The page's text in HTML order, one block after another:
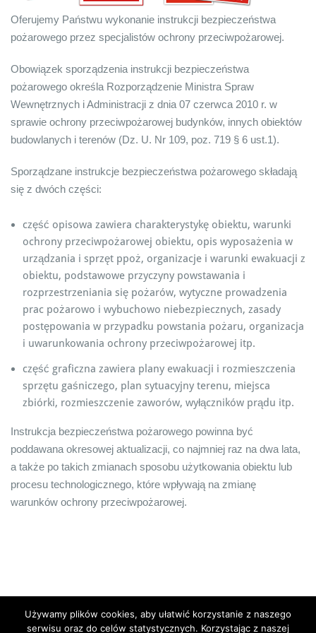
Oferujemy Państwu wykonanie instrukcji bezpieczeństwa
pożarowego przez specjalistów ochrony przeciwpożarowej.
Obowiązek sporządzenia instrukcji bezpieczeństwa
pożarowego określa Rozporządzenie Ministra Spraw
Wewnętrznych i Administracji z dnia 07 czerwca 2010 r. w
sprawie ochrony przeciwpożarowej budynków, innych obiektów
budowlanych i terenów (Dz. U. Nr 109, poz. 719 § 6 ust.1).
Sporządzane instrukcje bezpieczeństwa pożarowego składają
się z dwóch części:
część opisowa zawiera charakterystykę obiektu, warunki
ochrony przeciwpożarowej obiektu, opis wyposażenia w
urządzania i sprzęt ppoż, organizacje i warunki ewakuacji z
obiektu, podstawowe przyczyny powstawania i
rozprzestrzeniania się pożarów, wytyczne prowadzenia
prac pożarowo i wybuchowo niebezpiecznych, zasady
postępowania w przypadku powstania pożaru, organizacja
i uwarunkowania ochrony przeciwpożarowej itp.
część graficzna zawiera plany ewakuacji i rozmieszczenia
sprzętu gaśniczego, plan sytuacyjny terenu, miejsca
zbiórki, rozmieszczenie zaworów, wyłączników prądu itp.
Instrukcja bezpieczeństwa pożarowego powinna być
poddawana okresowej aktualizacji, co najmniej raz na dwa lata,
a także po takich zmianach sposobu użytkowania obiektu lub
procesu technologicznego, które wpływają na zmianę
warunków ochrony przeciwpożarowej.
Używamy plików cookies, aby ułatwić korzystanie z naszego
serwisu oraz do celów statystycznych. Korzystając z naszej